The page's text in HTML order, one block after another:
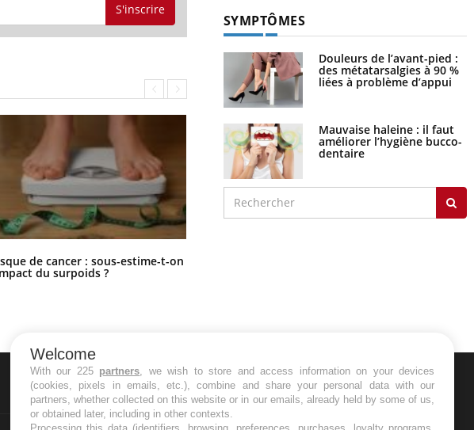
S'inscrire
de cancer : sous-estime-t-on
du surpoids ?
SYMPTÔMES
Douleurs de l’avant-pied :
des métatarsalgies à 90 %
liées à problème d’appui
Mauvaise haleine : il faut
améliorer l’hygiène bucco-
dentaire
NEWSLETTER
Welcome
With our 225 partners, we wish to store and access information on your devices
(cookies, pixels in emails, etc.), combine and share your personal data with our
partners, whether collected on this website or in our emails, already held by some of us,
or obtained later, including in other contexts.